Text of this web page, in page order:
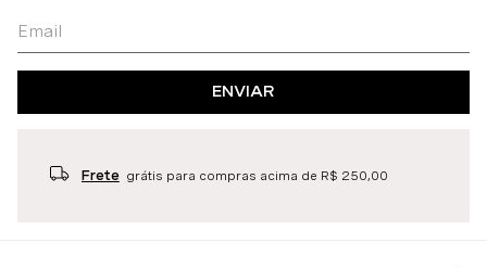
ENVIAR
Frete grátis para compras acima de R$ 250,00